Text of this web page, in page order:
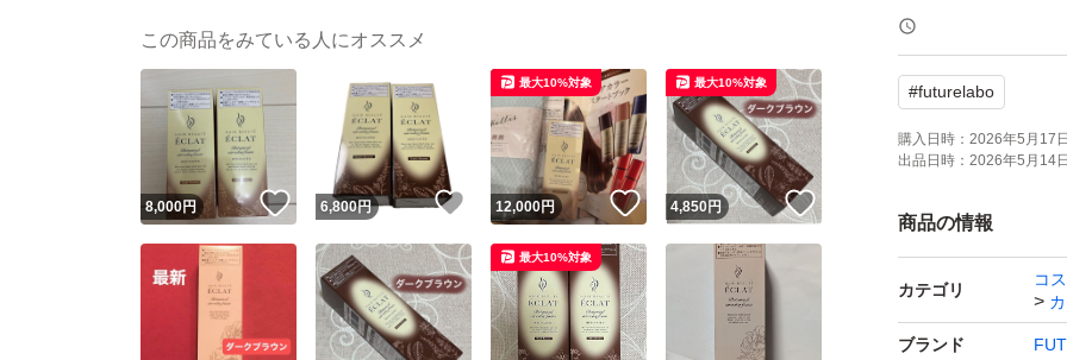
ヘアボーテ エク
ークブラウン
宅配便コンパクト
ます。
m(__)m
#futurelabo
購入日時： 2026年5月17
出品日時： 2026年5月14
商品の情報
カテゴリ
コ
ブランド
この商品をみている人にオススメ
8,000円 いいね！
6,800円 いいね！
12,000円 いいね！
最大10%対象
4,850円 いいね！
最大10%対象
最大10%対象